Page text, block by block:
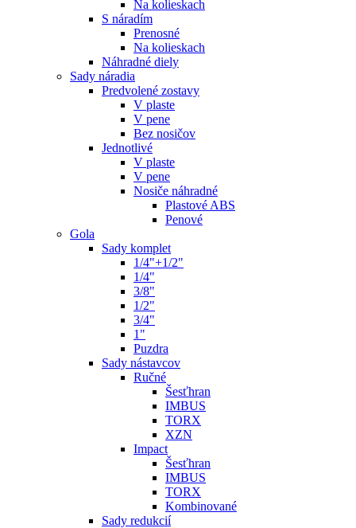
Na kolieskach
S náradím
Prenosné
Na kolieskach
Náhradné diely
Sady náradia
Predvolené zostavy
V plaste
V pene
Bez nosičov
Jednotlivé
V plaste
V pene
Nosiče náhradné
Plastové ABS
Penové
Gola
Sady komplet
1/4"+1/2"
1/4"
3/8"
1/2"
3/4"
1"
Puzdra
Sady nástavcov
Ručné
Šesťhran
IMBUS
TORX
XZN
Impact
Šesťhran
IMBUS
TORX
Kombinované
Sady redukcií